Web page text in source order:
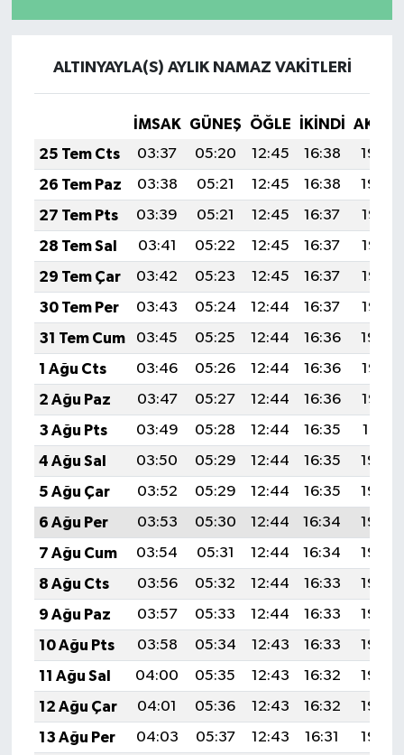
ALTINYAYLA(S) AYLIK NAMAZ VAKITLERI
İMSAK GÜNEŞ ÖĞLE İKINDI
25 Tem Cts
03:37 05:20 12:45 16:38
19:59
26 Tem Paz
03:38 05:21 12:45 16:38
19:59
27 Tem Pts
03:39 05:21 12:45 16:37
19:58
28 Tem Sal
03:41 05:22 12:45 16:37
19:57
29 Tem Çar
03:42 05:23 12:45 16:37
19:56
30 Tem Per
03:43 05:24 12:44 16:37
19:55
31 Tem Cum
03:45 05:25 12:44 16:36
19:54
1 Ağu Cts
03:46 05:26 12:44 16:36
19:53
2 Ağu Paz
03:47 05:27 12:44 16:36
19:52
3 Ağu Pts
03:49 05:28 12:44 16:35
19:51
4 Ağu Sal
03:50 05:29 12:44 16:35
19:50
5 Ağu Çar
03:52 05:29 12:44 16:35
19:49
6 Ağu Per
03:53 05:30 12:44 16:34
19:48
7 Ağu Cum
03:54 05:31 12:44 16:34
19:46
8 Ağu Cts
03:56 05:32 12:44 16:33
19:45
9 Ağu Paz
03:57 05:33 12:44 16:33
19:44
10 Ağu Pts
03:58 05:34 12:43 16:33
19:43
11 Ağu Sal
04:00 05:35 12:43 16:32
19:42
12 Ağu Çar
04:01 05:36 12:43 16:32
19:40
13 Ağu Per
04:03 05:37 12:43 16:31
19:39